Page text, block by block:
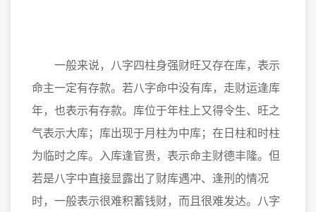
一般来说，八字四柱身强财旺又存在库，表示
命主一定有存款。若八字命中没有库，走财运逢库
年，也表示有存款。库位于年柱上又得令生、旺之
气表示大库；库出现于月柱为中库；在日柱和时柱
为临时之库。入库逢官贵，表示命主财德丰隆。但
若是八字中直接显露出了财库遇冲、逢刑的情况
时，一般表示很难积蓄钱财，而且很难发达。八字